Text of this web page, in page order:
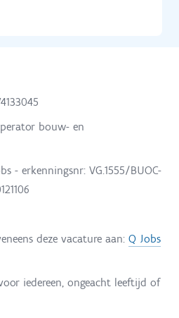
bouw- en
- erkenningsnr: VG.1555/BUOC-
deze vacature aan: Q Jobs
iedereen, ongeacht leeftijd of